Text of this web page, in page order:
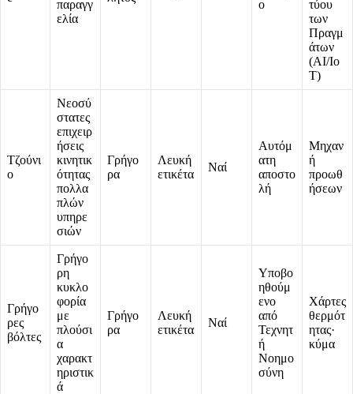
παραγγ
ελία
ο
τύου
των
Πραγμ
άτων
(AI/Io
T)
Τζούνι
ο
Νεοσύ
στατες
επιχειρ
ήσεις
κινητικ
ότητας
πολλα
πλών
υπηρε
σιών
Γρήγο
ρα
Λευκή
ετικέτα
Ναί
Αυτόμ
ατη
αποστο
λή
Μηχαν
ή
προωθ
ήσεων
Γρήγο
ρες
βόλτες
Γρήγο
ρη
κυκλο
φορία
με
πλούσι
α
χαρακτ
ηριστικ
ά
Γρήγο
ρα
Λευκή
ετικέτα
Ναί
Υποβο
ηθούμ
ενο
από
Τεχνητ
ή
Νοημο
σύνη
Χάρτες
θερμότ
ητας·
κύμα